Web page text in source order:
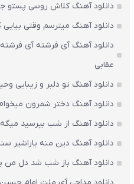
دانلود آهنگ کلاش روسی پستو جیم ۱۱ رضا
دانلود آهنگ میترسم وقتی بیایی
دانلود آهنگ آی فرشته آی
عقابی
دانلود آهنگ تو دلبر و زیبایی
دانلود آهنگ دختر شمرون
دانلود آهنگ از شب بپرسید
دانلود آهنگ دین منه یاراشیر
دانلود آهنگ باز شب شد دل من